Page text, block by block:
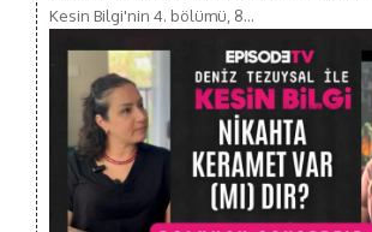
Kesin Bilgi'nin 4. bölümü, 8…